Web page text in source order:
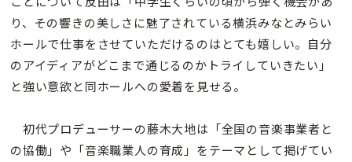
り、その響きの美しさに魅了されている横浜みなとみらい
ホールで仕事をさせていただけるのはとても嬉しい。自分
のアイディアがどこまで通じるのかトライしていきたい」
と強い意欲と同ホールへの愛着を見せる。
初代プロデューサーの藤木大地は「全国の音楽事業者と
の協働」や「音楽職業人の育成」をテーマとして掲げてい